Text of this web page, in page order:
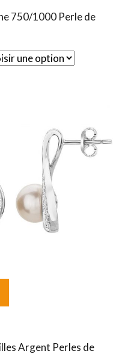
750/1000 Perle de
Argent Perles de